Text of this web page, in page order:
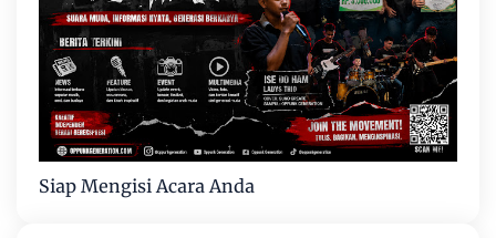
Siap Mengisi Acara Anda